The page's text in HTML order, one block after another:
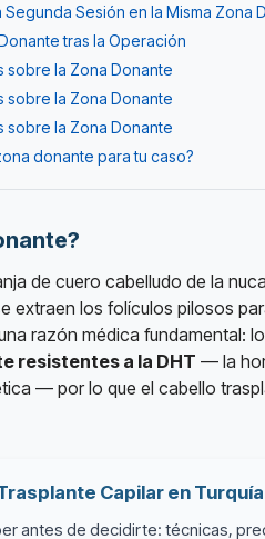
Sesión en la Misma Zona
tras la Operación
sobre la Zona Donante
sobre la Zona Donante
sobre la Zona Donante
donante para tu caso?
de cuero cabelludo de la
extraen los folículos pilosos
razón médica fundamental:
resistentes a la DHT — la
— por lo que el cabello
Capilar en
antes de decidirte: técnicas,